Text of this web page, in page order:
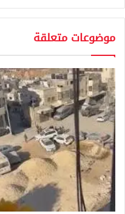
موضوعات متعلقة